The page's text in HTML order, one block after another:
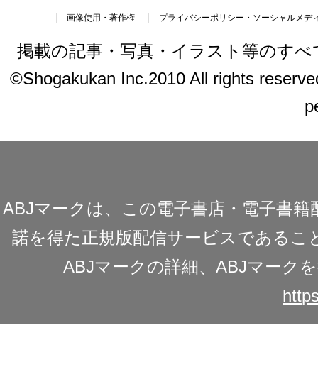
画像使用・著作権 プライバシーポリシー・ソーシャルメデ
掲載の記事・写真・イラスト等のす
©Shogakukan Inc.2010 All rights
ABJマークは、この電子書店・電子書
諾を得た正規版配信サービスであるこ
ABJマークの詳細、ABJマーク